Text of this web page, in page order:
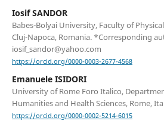
Iosif SANDOR
Babes-Bolyai University, Faculty of
Cluj-Napoca, Romania. *Corresponding
iosif_sandor@yahoo.com
https://orcid.org/0000-0003-2677-4568
Emanuele ISIDORI
University of Rome Foro Italico,
Humanities and Health Sciences, Rome,
https://orcid.org/0000-0002-5214-6015